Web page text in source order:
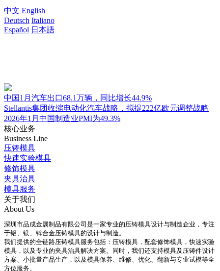
中文 English
Deutsch Italiano
Español 日本語
中国1月汽车出口68.1万辆，同比增长44.9%
Stellantis集团收缩电动化汽车战略，拟提222亿欧元调整战略
2026年1月中国制造业PMI为49.3%
核心业务
Business Line
压铸模具
快速实验模具
修饰模具
夹具治具
模具服务
关于我们
About Us
深圳市品成金属制品有限公司是一家专业的压铸模具设计与制造企业，专注
于铝、镁、锌合金压铸模具的设计与制造。
我们提供的全链路压铸模具服务包括：压铸模具，配套修饰模具，快速实验
模具，以及专业的夹具治具解决方案。同时，我们还支持模具及压铸件设计
方案、小批量产品生产，以及模具保养、维修、优化、翻新与专业试模等全
方位服务。